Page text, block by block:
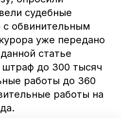
судебные
обвинительным
уже передано
статье
до 300 тысяч
работы до 360
работы на